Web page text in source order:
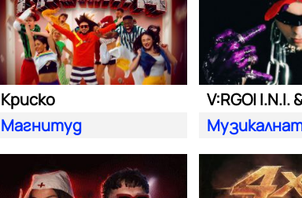
Криско
Магнитуд
V:RGO| I.N.I.